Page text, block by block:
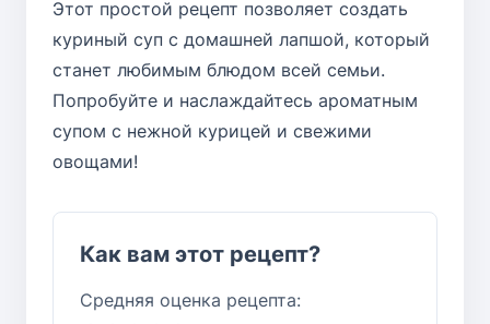
Этот простой рецепт позволяет создать
куриный суп с домашней лапшой, который
станет любимым блюдом всей семьи.
Попробуйте и наслаждайтесь ароматным
супом с нежной курицей и свежими
овощами!
Как вам этот рецепт?
Средняя оценка рецепта: